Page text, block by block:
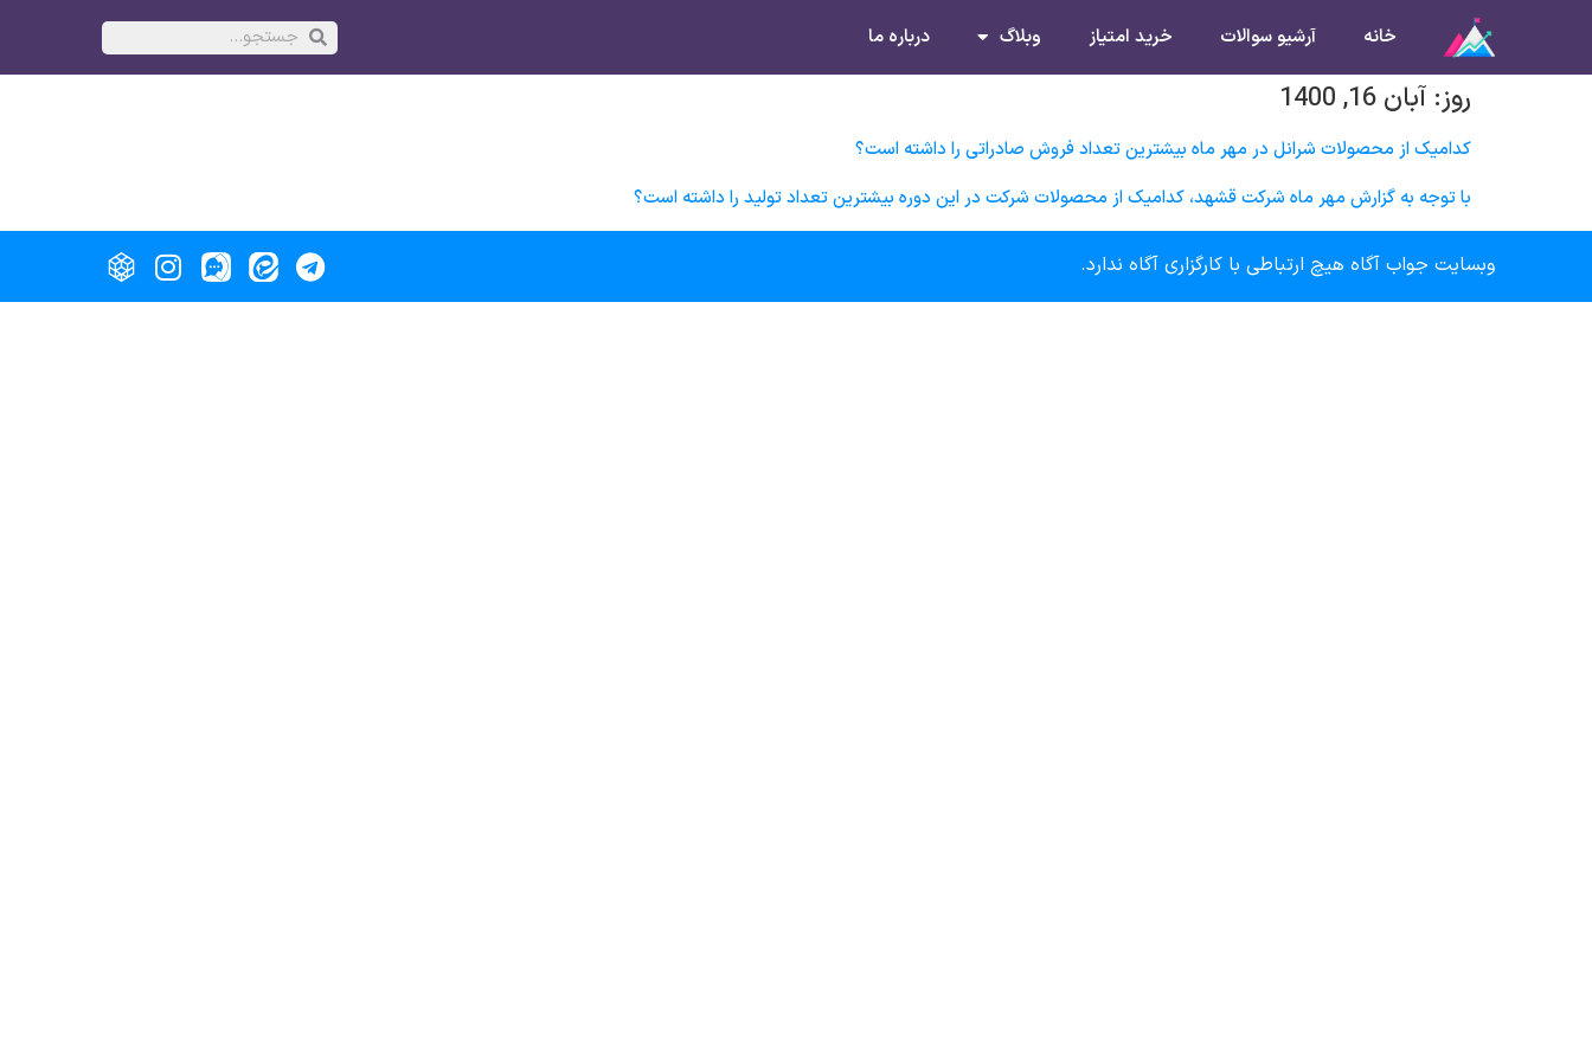
خانه آرشیو سوالات خرید امتیاز وبلاگ درباره ما
روز: آبان 16, 1400
کدامیک از محصولات شرانل در مهر ماه بیشترین تعداد فروش صادراتی را داشته است؟
با توجه به گزارش مهر ماه شرکت قشهد، کدامیک از محصولات شرکت در این دوره بیشترین تعداد تولید را داشته است؟
وبسایت جواب آگاه هیچ ارتباطی با کارگزاری آگاه ندارد.